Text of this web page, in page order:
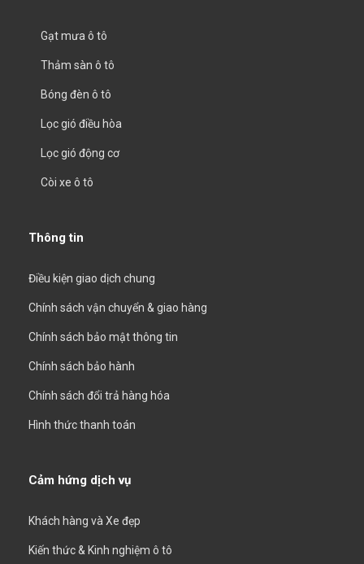
Gạt mưa ô tô
Thảm sàn ô tô
Bóng đèn ô tô
Lọc gió điều hòa
Lọc gió động cơ
Còi xe ô tô
Thông tin
Điều kiện giao dịch chung
Chính sách vận chuyển & giao hàng
Chính sách bảo mật thông tin
Chính sách bảo hành
Chính sách đổi trả hàng hóa
Hình thức thanh toán
Cảm hứng dịch vụ
Khách hàng và Xe đẹp
Kiến thức & Kinh nghiệm ô tô